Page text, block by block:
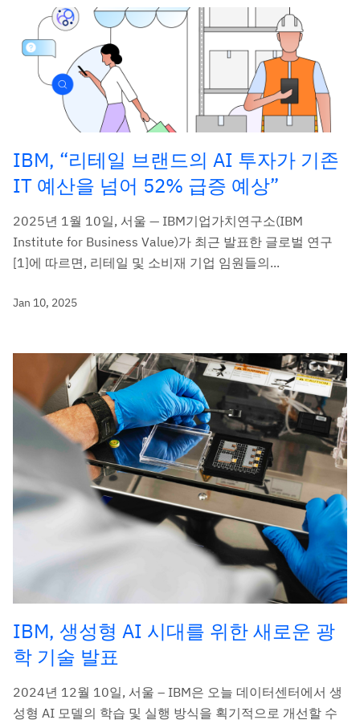
IBM, “리테일 브랜드의 AI 투자가 기존
IT 예산을 넘어 52% 급증 예상”
2025년 1월 10일, 서울 — IBM기업가치연구소(IBM
Institute for Business Value)가 최근 발표한 글로벌 연구
[1]에 따르면, 리테일 및 소비재 기업 임원들의...
Jan 10, 2025
IBM, 생성형 AI 시대를 위한 새로운 광
학 기술 발표
2024년 12월 10일, 서울 – IBM은 오늘 데이터센터에서 생
성형 AI 모델의 학습 및 실행 방식을 획기적으로 개선할 수